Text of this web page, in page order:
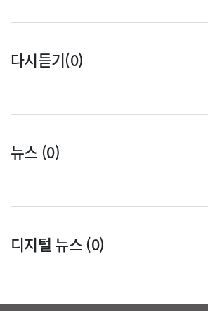
다시듣기(0)
뉴스 (0)
디지털 뉴스 (0)